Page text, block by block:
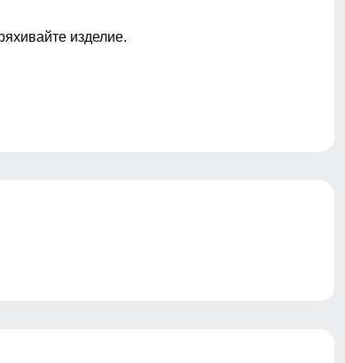
модель надевается на голое тело, и
не промокают, и не пропускают холодный
изделие.